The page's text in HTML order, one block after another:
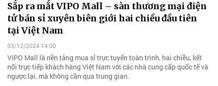
Sắp ra mắt VIPO Mall – sàn thương mại điện
tử bán sỉ xuyên biên giới hai chiều đầu tiên
tại Việt Nam
03/12/2024 14:00
VIPO Mall là nền tảng mua sỉ trực tuyến toàn trình, hai chiều, kết
nối trực tiếp khách hàng Việt Nam với các nhà cung cấp quốc tế và
ngược lại, mà không cần qua trung gian.